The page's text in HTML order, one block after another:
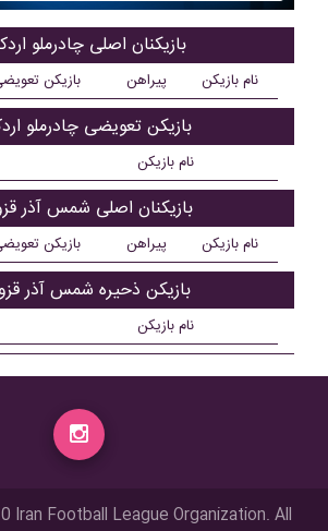
بازیکنان اصلی چادرملو
نام بازیکن پیراهن بازیکن
بازیکن تعویضی چادرملو
نام بازیکن
بازیکنان اصلی شمس آذر
نام بازیکن پیراهن بازیکن
بازیکن ذحیره شمس آذر
نام بازیکن
Iran Football League Organization. All